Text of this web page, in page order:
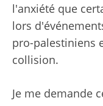
l'anxiété que
lors
pro-palestiniens
collision.
Je me demande